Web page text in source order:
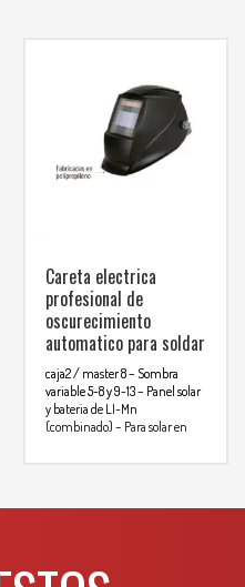
Careta electrica
profesional de
oscurecimiento
automatico para soldar
caja2 / master 8– Sombra
variable 5-8 y 9-13– Panel solar
y bateria de LI-Mn
(combinado) – Para solar en
#4 en estado pasivo